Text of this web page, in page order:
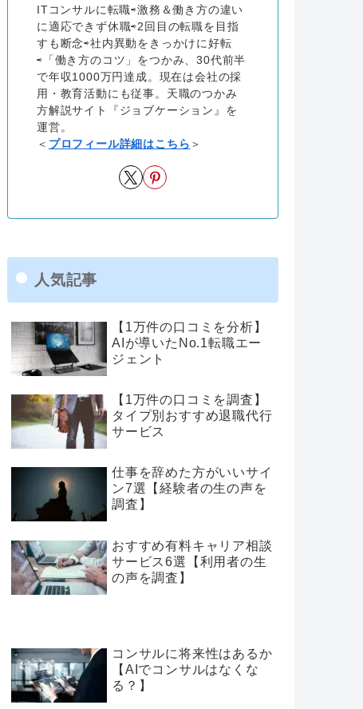
ITコンサルに転職⇨激務＆働き方の違い
に適応できず休職⇨2回目の転職を目指
すも断念⇨社内異動をきっかけに好転
⇨「働き方のコツ」をつかみ、30代前半
で年収1000万円達成。現在は会社の採
用・教育活動にも従事。天職のつかみ
方解説サイト『ジョブケーション』を
運営。
＜ プロフィール詳細はこちら ＞
人気記事
【1万件の口コミを分析】
AIが導いたNo.1転職エー
ジェント
【1万件の口コミを調査】
タイプ別おすすめ退職代行
サービス
仕事を辞めた方がいいサイ
ン7選【経験者の生の声を
調査】
おすすめ有料キャリア相談
サービス6選【利用者の生
の声を調査】
コンサルに将来性はあるか
【AIでコンサルはなくな
る？】